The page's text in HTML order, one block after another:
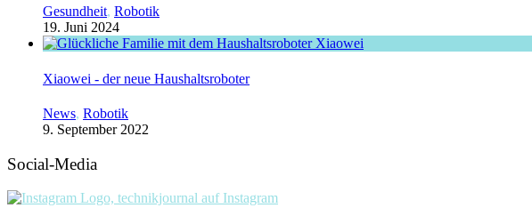
Gesundheit, Robotik
19. Juni 2024
Xiaowei - der neue Haushaltsroboter
News, Robotik
9. September 2022
Social-Media